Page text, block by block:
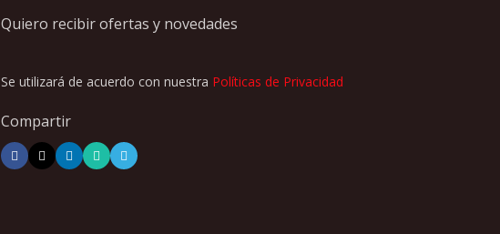
Quiero recibir ofertas y novedades
Se utilizará de acuerdo con nuestra Políticas de Privacidad
Compartir